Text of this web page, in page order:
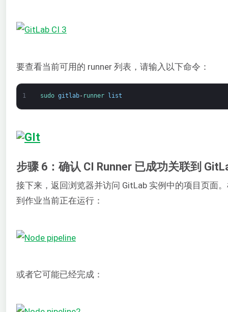
要查看当前可用的 runner 列表，请输入以下命令：
1 sudo gitlab- runner list
步骤 6：确认 CI Runner 已成功关联到
接下来，返回浏览器并访问 GitLab 实例中的项目页面
到作业当前正在运行：
或者它可能已经完成：